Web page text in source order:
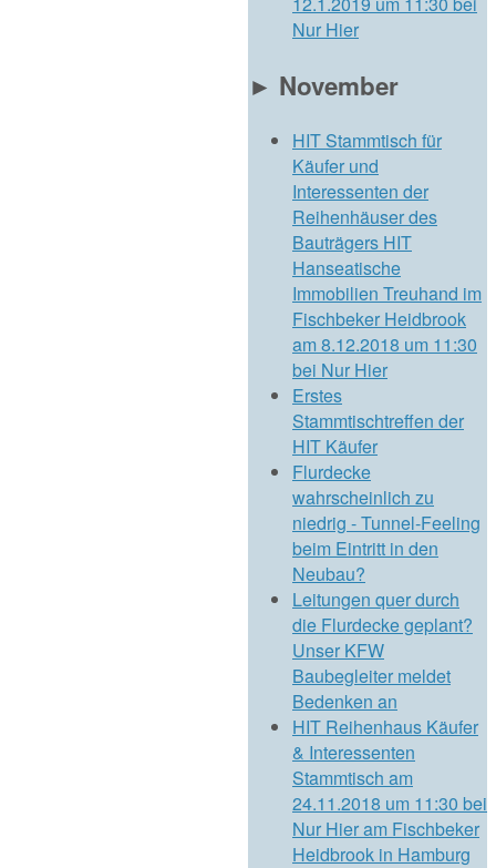
Nur Hier
► November
HIT Stammtisch für
Käufer und
Interessenten der
Reihenhäuser des
Bauträgers HIT
Hanseatische
Immobilien Treuhand im
Fischbeker Heidbrook
am 8.12.2018 um 11:30
bei Nur Hier
Erstes
Stammtischtreffen der
HIT Käufer
Flurdecke
wahrscheinlich zu
niedrig - Tunnel-Feeling
beim Eintritt in den
Neubau?
Leitungen quer durch
die Flurdecke geplant?
Unser KFW
Baubegleiter meldet
Bedenken an
HIT Reihenhaus Käufer
& Interessenten
Stammtisch am
24.11.2018 um 11:30 bei
Nur Hier am Fischbeker
Heidbrook in Hamburg